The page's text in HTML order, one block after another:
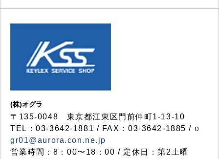
(株)オグラ
〒135-0048 東京都江東区門前仲町1-13-10
TEL：03-3642-1881 / FAX：03-3642-1885 / o
gr01@aurora.con.ne.jp
営業時間：8：00〜18：00 / 定休日：第2土曜